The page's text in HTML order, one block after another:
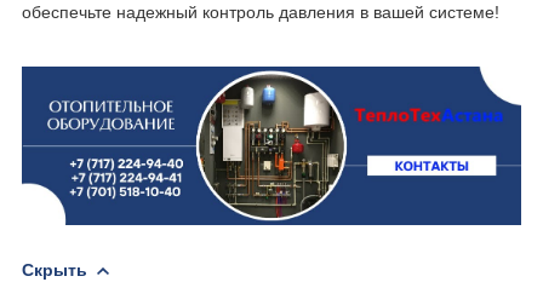
обеспечьте надежный контроль давления в вашей системе!
Скрыть